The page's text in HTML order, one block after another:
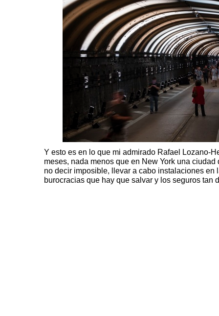
Y esto es en lo que mi admirado Rafael Lozano-
meses, nada menos que en New York una
no decir imposible, llevar a cabo instalaciones
burocracias que hay que salvar y los seguros